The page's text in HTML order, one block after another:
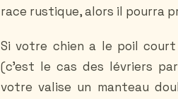
race rustique, alors il pourra
Si votre chien a le poil
(c’est le cas des lévriers
votre valise un manteau